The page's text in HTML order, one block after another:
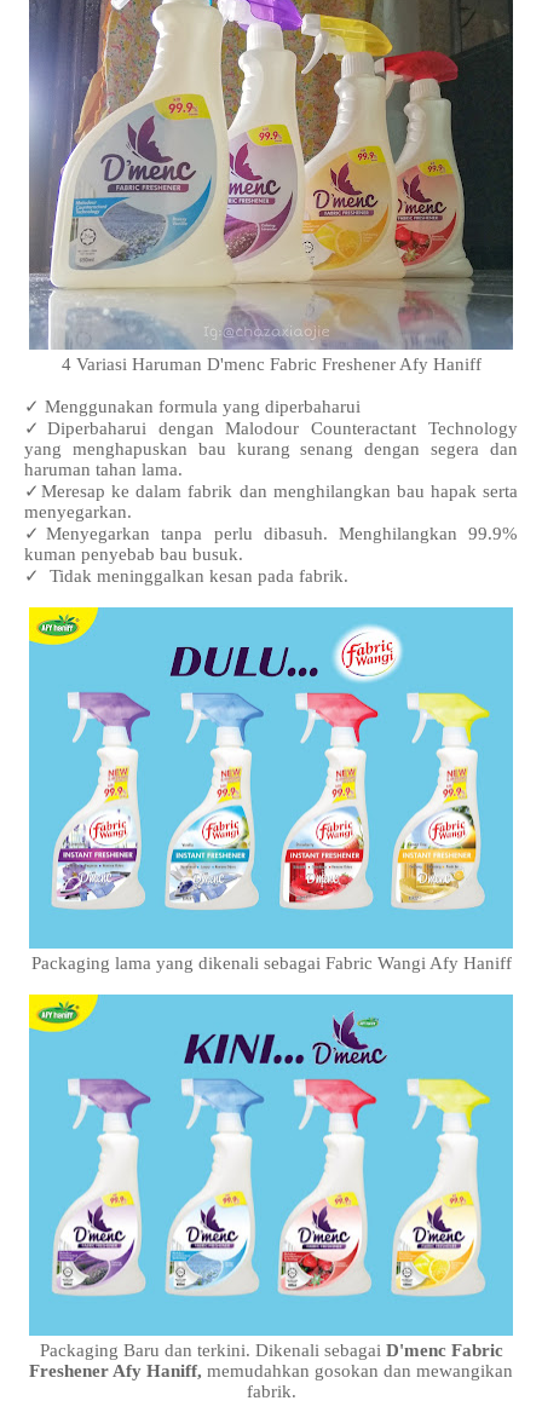
4 Variasi Haruman D'menc Fabric Freshener Afy Haniff
✓ Menggunakan formula yang diperbaharui
✓Diperbaharui dengan Malodour Counteractant Technology
yang menghapuskan bau kurang senang dengan segera dan
haruman tahan lama.
✓Meresap ke dalam fabrik dan menghilangkan bau hapak serta
menyegarkan.
✓Menyegarkan tanpa perlu dibasuh. Menghilangkan 99.9%
kuman penyebab bau busuk.
✓ Tidak meninggalkan kesan pada fabrik.
Packaging lama yang dikenali sebagai Fabric Wangi Afy Haniff
Packaging Baru dan terkini. Dikenali sebagai D'menc Fabric
Freshener Afy Haniff, memudahkan gosokan dan mewangikan
fabrik.